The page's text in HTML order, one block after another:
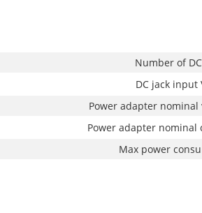
Number of
DC jack input
Power adapter nominal
Power adapter nominal
Max power